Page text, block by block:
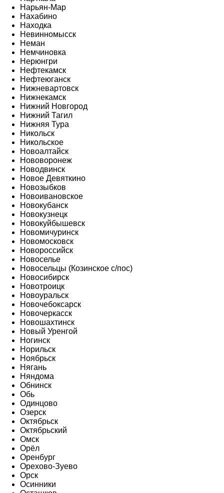
Нарьян-Мар
Нахабино
Находка
Невинномысск
Неман
Немчиновка
Нерюнгри
Нефтекамск
Нефтеюганск
Нижневартовск
Нижнекамск
Нижний Новгород
Нижний Тагил
Нижняя Тура
Никольск
Никольское
Новоалтайск
Нововоронеж
Новодвинск
Новое Девяткино
Новозыбков
Новоивановское
Новокубанск
Новокузнецк
Новокуйбышевск
Новомичуринск
Новомосковск
Новороссийск
Новоселье
Новосельцы (Козинское с/пос)
Новосибирск
Новотроицк
Новоуральск
Новочебоксарск
Новочеркасск
Новошахтинск
Новый Уренгой
Ногинск
Норильск
Ноябрьск
Нягань
Няндома
Обнинск
Обь
Одинцово
Озерск
Октябрьск
Октябрьский
Омск
Орёл
Оренбург
Орехово-Зуево
Орск
Осинники